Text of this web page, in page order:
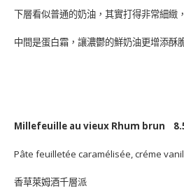
下層看似普通的奶油，其實打得非常細緻，
中間是蛋白霜，讓濃鬱的鮮奶油更增添酥
Millefeuille au vieux Rhum brun
Pâte feuilletée caramélisée, créme
香草萊姆酒千層派